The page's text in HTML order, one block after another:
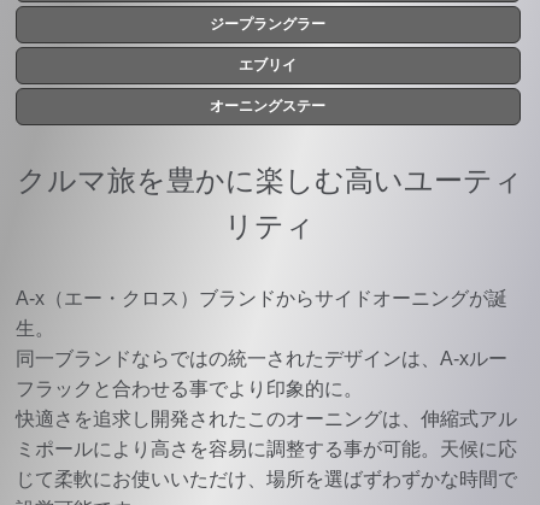
ジープラングラー
エブリイ
オーニングステー
クルマ旅を豊かに楽しむ高いユーティ
リティ
A-x（エー・クロス）ブランドからサイドオーニングが誕
生。
同一ブランドならではの統一されたデザインは、A-xルー
フラックと合わせる事でより印象的に。
快適さを追求し開発されたこのオーニングは、伸縮式アル
ミポールにより高さを容易に調整する事が可能。天候に応
じて柔軟にお使いいただけ、場所を選ばずわずかな時間で